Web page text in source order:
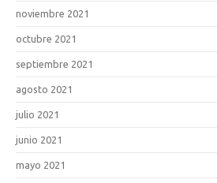
noviembre 2021
octubre 2021
septiembre 2021
agosto 2021
julio 2021
junio 2021
mayo 2021